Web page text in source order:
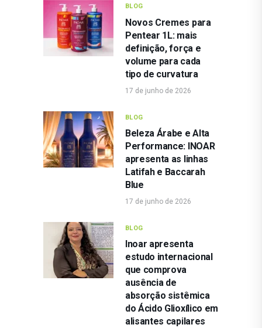
BLOG
Novos Cremes para
Pentear 1L: mais
definição, força e
volume para cada
tipo de curvatura
17 de junho de 2026
BLOG
Beleza Árabe e Alta
Performance: INOAR
apresenta as linhas
Latifah e Baccarah
Blue
17 de junho de 2026
BLOG
Inoar apresenta
estudo internacional
que comprova
ausência de
absorção sistêmica
do Ácido Glioxílico em
alisantes capilares